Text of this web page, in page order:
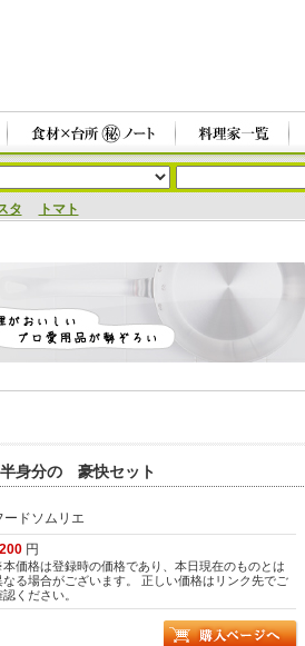
タ トマト
身分の 豪快セット
ードソムリエ
円
価格は登録時の価格であり、本日現在のものとは
なる場合がございます。 正しい価格はリンク先でご
認ください。